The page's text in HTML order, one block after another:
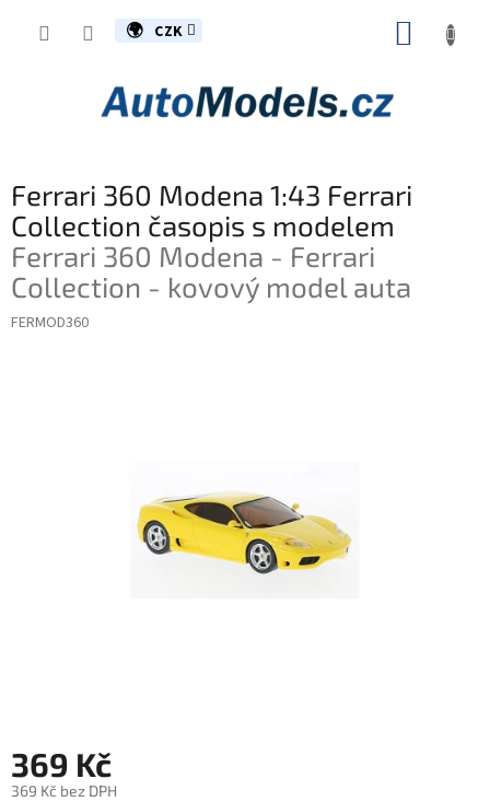
CZK
Ferrari 360 Modena 1:43 Ferrari
Collection časopis s modelem
Ferrari 360 Modena - Ferrari
Collection - kovový model auta
FERMOD360
369 Kč
369 Kč bez DPH